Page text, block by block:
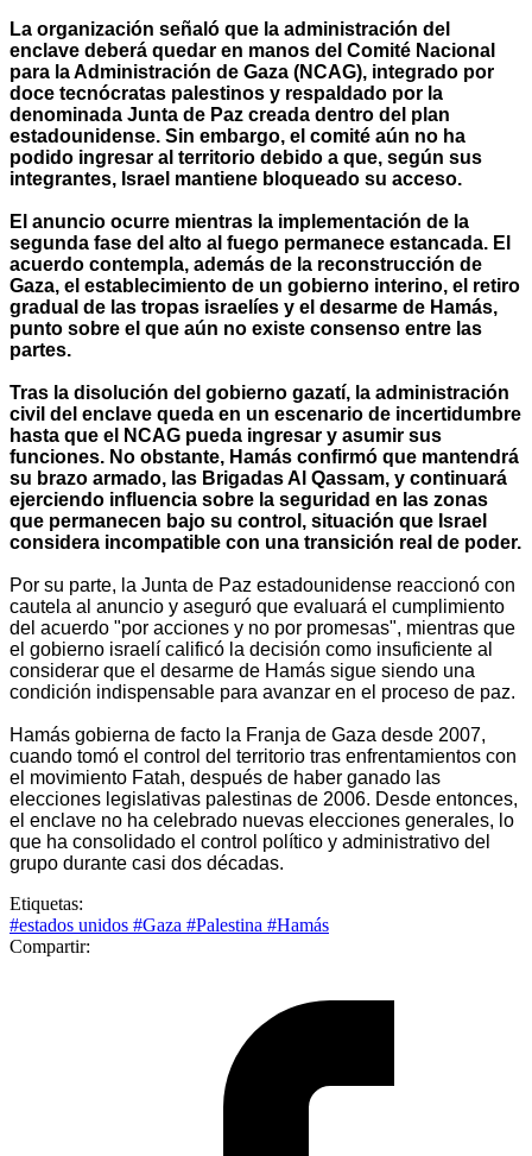
La organización señaló que la administración del
enclave deberá quedar en manos del Comité Nacional
para la Administración de Gaza (NCAG), integrado por
doce tecnócratas palestinos y respaldado por la
denominada Junta de Paz creada dentro del plan
estadounidense. Sin embargo, el comité aún no ha
podido ingresar al territorio debido a que, según sus
integrantes, Israel mantiene bloqueado su acceso.
El anuncio ocurre mientras la implementación de la
segunda fase del alto al fuego permanece estancada. El
acuerdo contempla, además de la reconstrucción de
Gaza, el establecimiento de un gobierno interino, el retiro
gradual de las tropas israelíes y el desarme de Hamás,
punto sobre el que aún no existe consenso entre las
partes.
Tras la disolución del gobierno gazatí, la administración
civil del enclave queda en un escenario de incertidumbre
hasta que el NCAG pueda ingresar y asumir sus
funciones. No obstante, Hamás confirmó que mantendrá
su brazo armado, las Brigadas Al Qassam, y continuará
ejerciendo influencia sobre la seguridad en las zonas
que permanecen bajo su control, situación que Israel
considera incompatible con una transición real de poder.
Por su parte, la Junta de Paz estadounidense reaccionó con
cautela al anuncio y aseguró que evaluará el cumplimiento
del acuerdo "por acciones y no por promesas", mientras que
el gobierno israelí calificó la decisión como insuficiente al
considerar que el desarme de Hamás sigue siendo una
condición indispensable para avanzar en el proceso de paz.
Hamás gobierna de facto la Franja de Gaza desde 2007,
cuando tomó el control del territorio tras enfrentamientos con
el movimiento Fatah, después de haber ganado las
elecciones legislativas palestinas de 2006. Desde entonces,
el enclave no ha celebrado nuevas elecciones generales, lo
que ha consolidado el control político y administrativo del
grupo durante casi dos décadas.
Etiquetas:
#estados unidos #Gaza #Palestina #Hamás
Compartir: